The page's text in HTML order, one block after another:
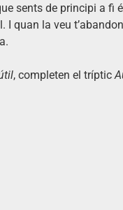
sents de principi a fi
quan la veu
, completen el tríptic